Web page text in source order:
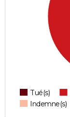
Tué(s)
Indemne(s)